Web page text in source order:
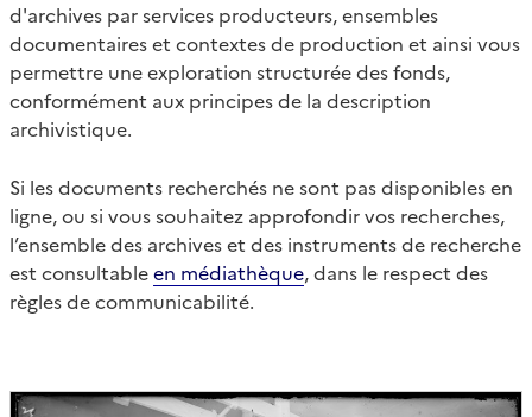
d'archives par services producteurs, ensembles
documentaires et contextes de production et ainsi vous
permettre une exploration structurée des fonds,
conformément aux principes de la description
archivistique.
Si les documents recherchés ne sont pas disponibles en
ligne, ou si vous souhaitez approfondir vos recherches,
l’ensemble des archives et des instruments de recherche
est consultableen médiathèque, dans le respect des
règles de communicabilité.